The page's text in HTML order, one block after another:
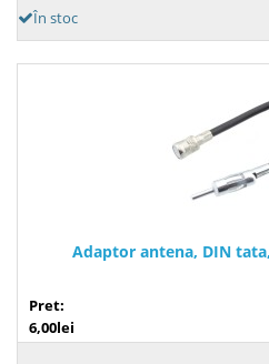
În stoc
Adaptor antena, DIN
Pret:
6,00lei